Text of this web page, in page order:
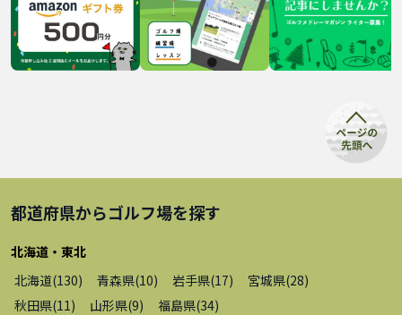
都道府県からゴルフ場を探す
北海道・東北
北海道(130) 青森県(10) 岩手県(17) 宮城県(28)
秋田県(11 ) 山形県(9) 福島県(34)